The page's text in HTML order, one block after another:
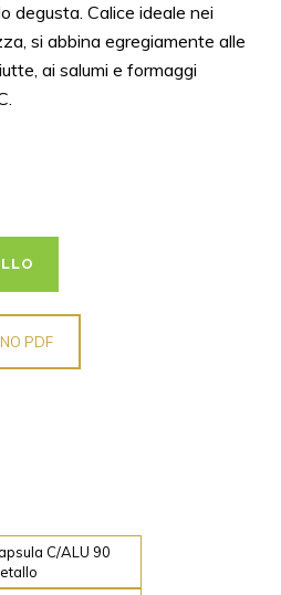
degusta. Calice ideale nei
si abbina egregiamente alle
ai salumi e formaggi
PDF
C/ALU 90